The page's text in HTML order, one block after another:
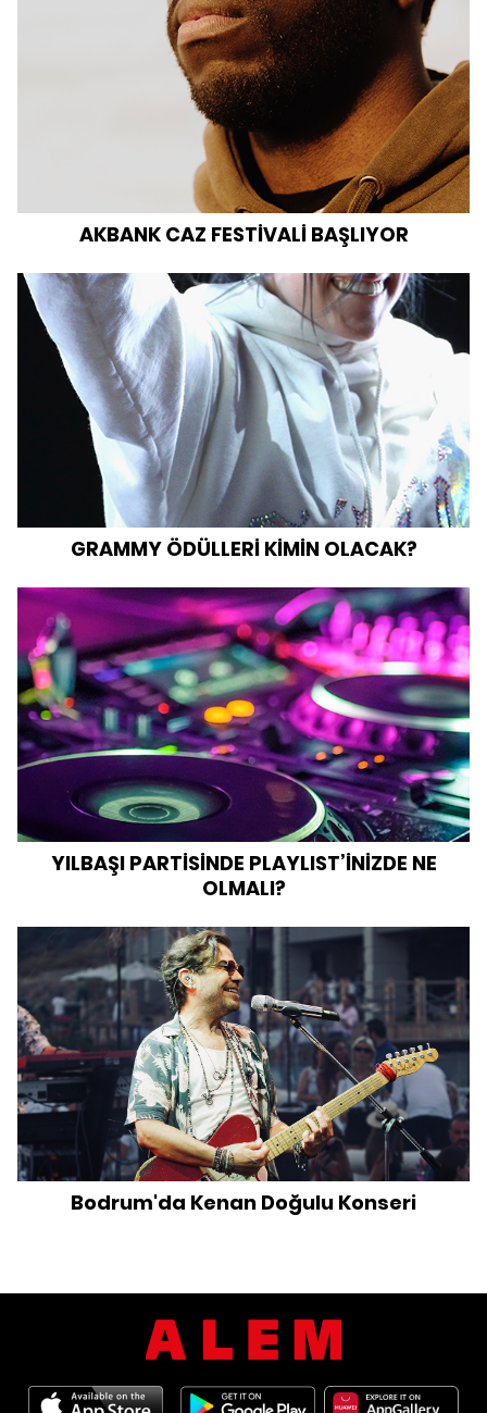
AKBANK CAZ FESTİVALİ BAŞLIYOR
GRAMMY ÖDÜLLERİ KİMİN OLACAK?
YILBAŞI PARTİSİNDE PLAYLIST’İNİZDE NE
OLMALI?
Bodrum'da Kenan Doğulu Konseri